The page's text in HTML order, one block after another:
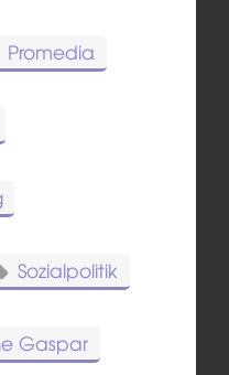
Promedia
Sozialpolitik
Gaspar